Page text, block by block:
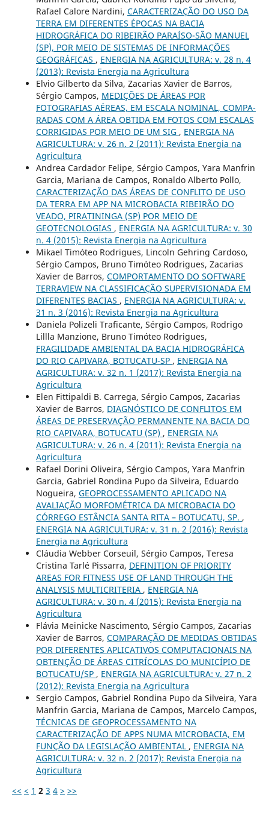
Rafael Calore Nardini, CARACTERIZAÇÃO DO USO DA
TERRA EM DIFERENTES ÉPOCAS NA BACIA
HIDROGRÁFICA DO RIBEIRÃO PARAÍSO-SÃO MANUEL
(SP), POR MEIO DE SISTEMAS DE INFORMAÇÕES
GEOGRÁFICAS , ENERGIA NA AGRICULTURA: v. 28 n. 4
(2013): Revista Energia na Agricultura
Elvio Gilberto da Silva, Zacarias Xavier de Barros,
Sérgio Campos, MEDIÇÕES DE ÁREAS POR
FOTOGRAFIAS AÉREAS, EM ESCALA NOMINAL, COMPA-
RADAS COM A ÁREA OBTIDA EM FOTOS COM ESCALAS
CORRIGIDAS POR MEIO DE UM SIG , ENERGIA NA
AGRICULTURA: v. 26 n. 2 (2011): Revista Energia na
Agricultura
Andrea Cardador Felipe, Sérgio Campos, Yara Manfrin
Garcia, Mariana de Campos, Ronaldo Alberto Pollo,
CARACTERIZAÇÃO DAS ÁREAS DE CONFLITO DE USO
DA TERRA EM APP NA MICROBACIA RIBEIRÃO DO
VEADO, PIRATININGA (SP) POR MEIO DE
GEOTECNOLOGIAS , ENERGIA NA AGRICULTURA: v. 30
n. 4 (2015): Revista Energia na Agricultura
Mikael Timóteo Rodrigues, Lincoln Gehring Cardoso,
Sérgio Campos, Bruno Timóteo Rodrigues, Zacarias
Xavier de Barros, COMPORTAMENTO DO SOFTWARE
TERRAVIEW NA CLASSIFICAÇÃO SUPERVISIONADA EM
DIFERENTES BACIAS , ENERGIA NA AGRICULTURA: v.
31 n. 3 (2016): Revista Energia na Agricultura
Daniela Polizeli Traficante, Sérgio Campos, Rodrigo
Lillla Manzione, Bruno Timóteo Rodrigues,
FRAGILIDADE AMBIENTAL DA BACIA HIDROGRÁFICA
DO RIO CAPIVARA, BOTUCATU-SP , ENERGIA NA
AGRICULTURA: v. 32 n. 1 (2017): Revista Energia na
Agricultura
Elen Fittipaldi B. Carrega, Sérgio Campos, Zacarias
Xavier de Barros, DIAGNÓSTICO DE CONFLITOS EM
ÁREAS DE PRESERVAÇÃO PERMANENTE NA BACIA DO
RIO CAPIVARA, BOTUCATU (SP) , ENERGIA NA
AGRICULTURA: v. 26 n. 4 (2011): Revista Energia na
Agricultura
Rafael Dorini Oliveira, Sérgio Campos, Yara Manfrin
Garcia, Gabriel Rondina Pupo da Silveira, Eduardo
Nogueira, GEOPROCESSAMENTO APLICADO NA
AVALIAÇÃO MORFOMÉTRICA DA MICROBACIA DO
CÓRREGO ESTÂNCIA SANTA RITA – BOTUCATU, SP. ,
ENERGIA NA AGRICULTURA: v. 31 n. 2 (2016): Revista
Energia na Agricultura
Cláudia Webber Corseuil, Sérgio Campos, Teresa
Cristina Tarlé Pissarra, DEFINITION OF PRIORITY
AREAS FOR FITNESS USE OF LAND THROUGH THE
ANALYSIS MULTICRITERIA , ENERGIA NA
AGRICULTURA: v. 30 n. 4 (2015): Revista Energia na
Agricultura
Flávia Meinicke Nascimento, Sérgio Campos, Zacarias
Xavier de Barros, COMPARAÇÃO DE MEDIDAS OBTIDAS
POR DIFERENTES APLICATIVOS COMPUTACIONAIS NA
OBTENÇÃO DE ÁREAS CITRÍCOLAS DO MUNICÍPIO DE
BOTUCATU/SP , ENERGIA NA AGRICULTURA: v. 27 n. 2
(2012): Revista Energia na Agricultura
Sergio Campos, Gabriel Rondina Pupo da Silveira, Yara
Manfrin Garcia, Mariana de Campos, Marcelo Campos,
TÉCNICAS DE GEOPROCESSAMENTO NA
CARACTERIZAÇÃO DE APPS NUMA MICROBACIA, EM
FUNÇÃO DA LEGISLAÇÃO AMBIENTAL , ENERGIA NA
AGRICULTURA: v. 32 n. 2 (2017): Revista Energia na
Agricultura
<< < 1 2 3 4 > >>